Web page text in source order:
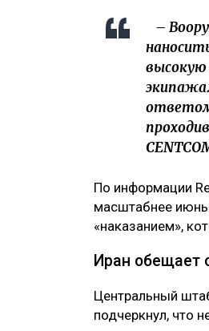
–
высокую
По информации
масштабнее
«наказанием»,
Иран обещает
Центральный
подчеркнул, что